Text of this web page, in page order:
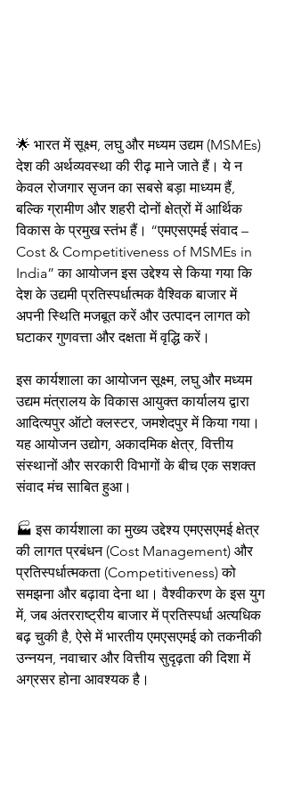
🌟 भारत में सूक्ष्म, लघु और मध्यम उद्यम (MSMEs)
देश की अर्थव्यवस्था की रीढ़ माने जाते हैं। ये न
केवल रोजगार सृजन का सबसे बड़ा माध्यम हैं,
बल्कि ग्रामीण और शहरी दोनों क्षेत्रों में आर्थिक
विकास के प्रमुख स्तंभ हैं। “एमएसएमई संवाद –
Cost & Competitiveness of MSMEs in
India” का आयोजन इस उद्देश्य से किया गया कि
देश के उद्यमी प्रतिस्पर्धात्मक वैश्विक बाजार में
अपनी स्थिति मजबूत करें और उत्पादन लागत को
घटाकर गुणवत्ता और दक्षता में वृद्धि करें।
इस कार्यशाला का आयोजन सूक्ष्म, लघु और मध्यम
उद्यम मंत्रालय के विकास आयुक्त कार्यालय द्वारा
आदित्यपुर ऑटो क्लस्टर, जमशेदपुर में किया गया।
यह आयोजन उद्योग, अकादमिक क्षेत्र, वित्तीय
संस्थानों और सरकारी विभागों के बीच एक सशक्त
संवाद मंच साबित हुआ।
🏭 इस कार्यशाला का मुख्य उद्देश्य एमएसएमई क्षेत्र
की लागत प्रबंधन (Cost Management) और
प्रतिस्पर्धात्मकता (Competitiveness) को
समझना और बढ़ावा देना था। वैश्वीकरण के इस युग
में, जब अंतरराष्ट्रीय बाजार में प्रतिस्पर्धा अत्यधिक
बढ़ चुकी है, ऐसे में भारतीय एमएसएमई को तकनीकी
उन्नयन, नवाचार और वित्तीय सुदृढ़ता की दिशा में
अग्रसर होना आवश्यक है।